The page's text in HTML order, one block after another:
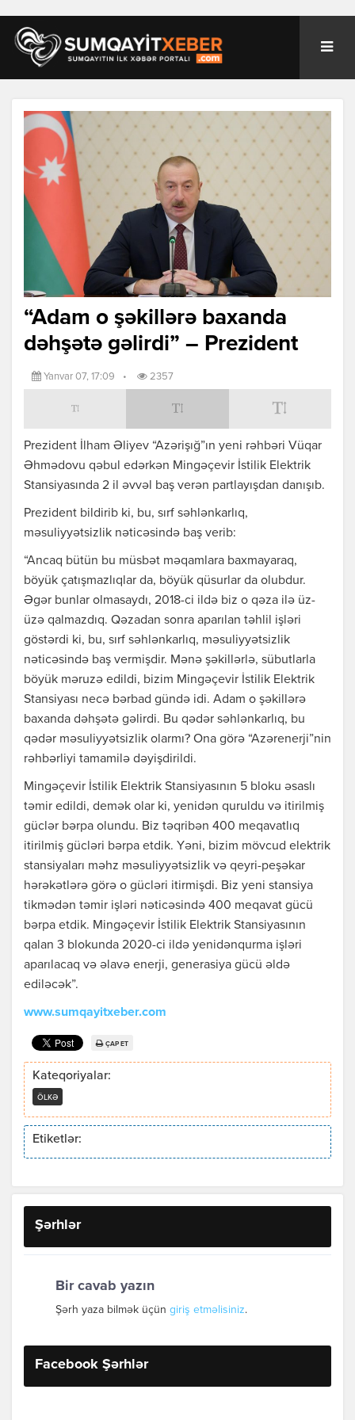
“Adam o şəkillərə baxanda
dəhşətə gəlirdi” – Prezident
Yanvar 07, 17:09 • 2357
Prezident İlham Əliyev “Azərişığ”ın yeni rəhbəri Vüqar
Əhmədovu qəbul edərkən Mingəçevir İstilik Elektrik
Stansiyasında 2 il əvvəl baş verən partlayışdan danışıb.
Prezident bildirib ki, bu, sırf səhlənkarlıq,
məsuliyyətsizlik nəticəsində baş verib:
“Ancaq bütün bu müsbət məqamlara baxmayaraq,
böyük çatışmazlıqlar da, böyük qüsurlar da olubdur.
Əgər bunlar olmasaydı, 2018-ci ildə biz o qəza ilə üz-
üzə qalmazdıq. Qəzadan sonra aparılan təhlil işləri
göstərdi ki, bu, sırf səhlənkarlıq, məsuliyyətsizlik
nəticəsində baş vermişdir. Mənə şəkillərlə, sübutlarla
böyük məruzə edildi, bizim Mingəçevir İstilik Elektrik
Stansiyası necə bərbad gündə idi. Adam o şəkillərə
baxanda dəhşətə gəlirdi. Bu qədər səhlənkarlıq, bu
qədər məsuliyyətsizlik olarmı? Ona görə “Azərenerji”nin
rəhbərliyi tamamilə dəyişdirildi.
Mingəçevir İstilik Elektrik Stansiyasının 5 bloku əsaslı
təmir edildi, demək olar ki, yenidən quruldu və itirilmiş
güclər bərpa olundu. Biz təqribən 400 meqavatlıq
itirilmiş gücləri bərpa etdik. Yəni, bizim mövcud elektrik
stansiyaları məhz məsuliyyətsizlik və qeyri-peşəkar
hərəkətlərə görə o gücləri itirmişdi. Biz yeni stansiya
tikmədən təmir işləri nəticəsində 400 meqavat gücü
bərpa etdik. Mingəçevir İstilik Elektrik Stansiyasının
qalan 3 blokunda 2020-ci ildə yenidənqurma işləri
aparılacaq və əlavə enerji, generasiya gücü əldə
ediləcək”.
www.sumqayitxeber.com
ÇAP ET
Kateqoriyalar:
ÖLKƏ
Etiketlər:
Şərhlər
Bir cavab yazın
Şərh yaza bilmək üçün giriş etməlisiniz.
Facebook Şərhlər